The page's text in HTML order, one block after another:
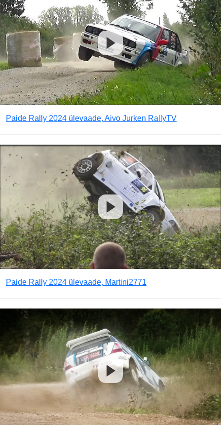
Paide Rally 2024 ülevaade, Aivo Jurken RallyTV
Paide Rally 2024 ülevaade, Martini2771